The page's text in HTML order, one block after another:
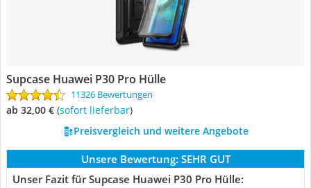
Supcase Huawei P30 Pro Hülle
11326 Bewertungen
ab 32,00 € ( Sofort lieferbar)
Preisvergleich und weitere Angebote
Unsere Bewertung: SEHR GUT
Unser Fazit für Supcase Huawei P30 Pro Hülle: